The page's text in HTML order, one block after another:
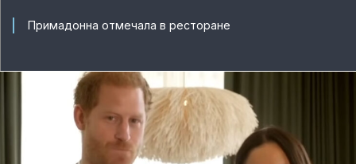
Примадонна отмечала в ресторане